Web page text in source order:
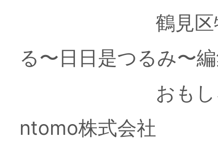
外国人が多い
交流イベント
ェスティバル
鶴見区特化型
る〜日日是つるみ〜
おもしろくな
ntomo株式会社